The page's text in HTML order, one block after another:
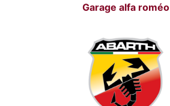
Garage alfa roméo